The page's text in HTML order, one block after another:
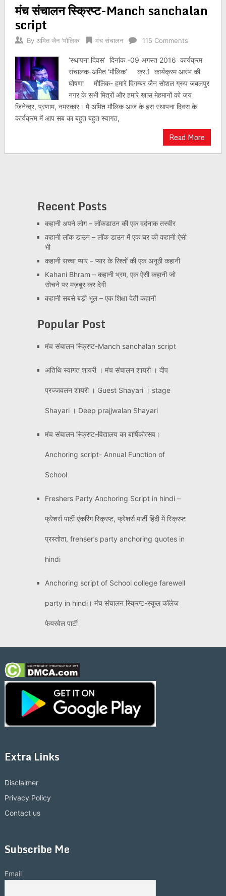
मंच संचालन स्क्रिप्ट-Manch sanchalan
script
By अमित जैन 'मौलिक' मंच संचालन 115 Comments
‘स्थापना दिवस’ दिनांक -09 अगस्त 2016 कार्यक्रम
संचालक-अमित ‘मौलिक’ क्र.1 कार्यक्रम आरंभ की
घोषणा मौलिक- हमारे दिगम्बर जैन सोशल ग्रुप जबलपुर
नगर के सभी मित्रों और हमारे खास मेहमानों को जय
जिनेन्द्र, प्रणाम, नमस्कार। मै अमित मौलिक आज के इस स्थापना दिवस के
कार्यक्रम में आप सब का बहुत बहुत स्वागत,
Read More
Recent Posts
कहानी अपने लोग – लॉकडाउन की एक दर्दनाक तस्वीर
कहानी लॉक डाउन – लॉक डाउन में एक घर की कहानी ऐसी
भी
कहानी सच्चा प्यार – प्यार के रिश्तों की एक अनूठी कहानी
Kahani Bhram – कहानी भ्रम, एक ऐसी कहानी जो
सोचने पर मज़बूर कर देगी
कहानी सबसे बड़ी भूल – एक शिक्षा देती कहानी
Popular Post
मंच संचालन स्क्रिप्ट-Manch sanchalan script
अतिथि स्वागत शायरी । मंच संचालन शायरी । दीप
प्रज्जवलन शायरी । Guest Shayari । stage
Shayari । Deep prajjwalan Shayari
मंच संचालन स्क्रिप्ट-विद्यालय का बार्षिकोत्सव।
Anchoring script- Annual Function of
School
Freshers Party Anchoring Script in hindi –
फ्रेशर्स पार्टी एंकरिंग स्क्रिप्ट, फ्रेशर्स पार्टी हिंदी में स्क्रिप्ट
प्रस्तोता, frehser’s party anchoring quotes in
hindi
Anchoring script of School college farewell
party in hindi। मंच संचालन स्क्रिप्ट-स्कूल कॉलेज
फेयरवेल पार्टी
Extra Links
Disclaimer
Privacy Policy
Contact us
Subscribe Me
Email